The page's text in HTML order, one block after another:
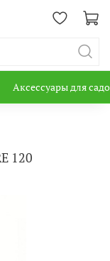
Аксессуары для
120